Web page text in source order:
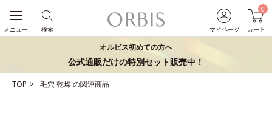
マイページ
0
カート
検索
メニュー
オルビス初めての方へ
公式通販だけの特別セット販売中！
TOP 毛穴 乾燥の関連商品